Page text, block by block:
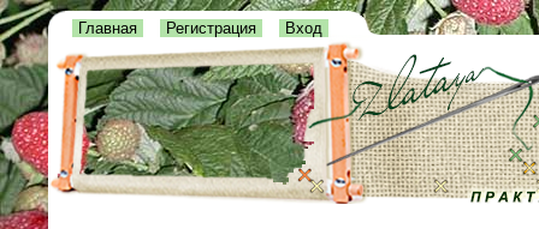
Главная Регистрация Вход